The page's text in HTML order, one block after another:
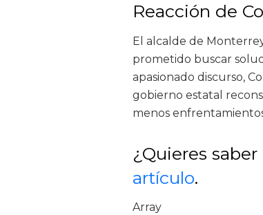
Reacción de
El alcalde de
prometido buscar
apasionado discurso,
gobierno estatal
menos
¿Quieres
artículo.
Array